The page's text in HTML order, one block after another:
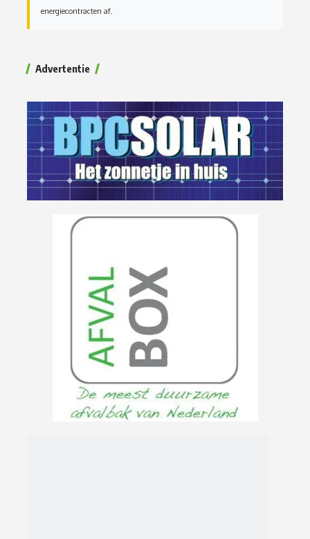
energiecontracten af.
Advertentie